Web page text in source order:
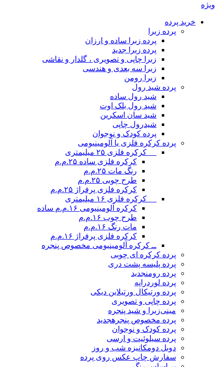
خرید پرده
پرده زبرا
پرده زبرا ساده و ارزان
پرده زبرا جدید
زبرا چاپی و تصویری ، گلدار و نقاشی
زبرا سه بعدی و هندسی
زبرا رومن
پرده شید رول
شید رول ساده
شید رول بلک اوت
شید سان اسکرین
شیدرول چاپی
پرده کودک و نوجوان
پرده کرکره فلزی یا آلومینیومی
__ کرکره فلزی ۲۵ میلیمتری
کرکره فلزی ساده ۲۵.م.م
رنگ مات ۲۵.م.م
طرح چوبی ۲۵.م.م
کرکره فلزی پرفراژ ۲۵.م.م
__ کرکره فلزی ۱۶ میلیمتری
کرکره آلومینیومی ۱۶.م.م ساده
طرح چوب ۱۶.م.م
مات رنگ ۱۶.م.م
کرکره فلزی پرفراژ ۱۶.م.م
ــ کرکره آلومینیومی مخصوص پنجره
پرده کرکره ای چوبی
پرده پلیسه پشت دری
پرده رومنجدید
پرده لوردراپه
پرده ورتیکال ورتیلاین دیکی
پرده چاپی و تصویری
مینی‌زبرا و شید پنجره
پرده مخصوص پنجره جدید
پرده کودک و نوجوان
پرده سیلوئیت و ارسی
دوبل دومکانیزه شب و روز
سفارش چاپ عکس روی پرده